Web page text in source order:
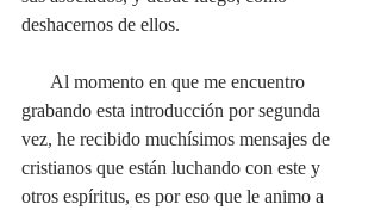
deshacernos de ellos.
grabando esta introducción por segunda
vez, he recibido muchísimos mensajes de
cristianos que están luchando con este y
otros espíritus, es por eso que le animo a